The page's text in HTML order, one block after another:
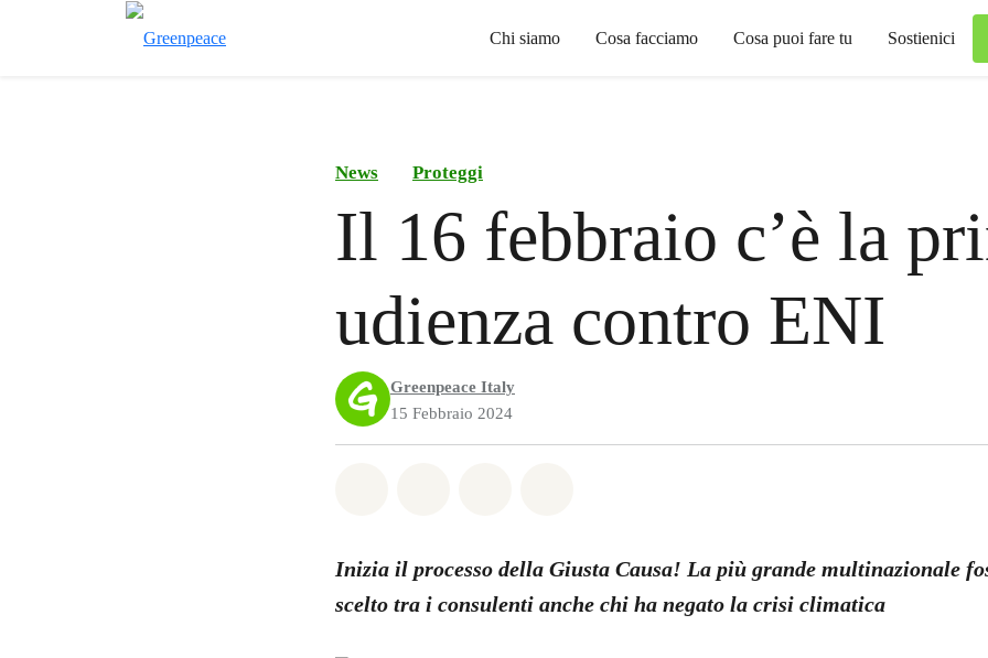
Chi siamo Cosa facciamo Cosa puoi fare tu Sostienici
News Proteggi
Il 16 febbraio c’è la
udienza contro ENI
Greenpeace Italy
15 Febbraio 2024
Inizia il processo della Giusta Causa! La più grande multinazionale
scelto tra i consulenti anche chi ha negato la crisi climatica